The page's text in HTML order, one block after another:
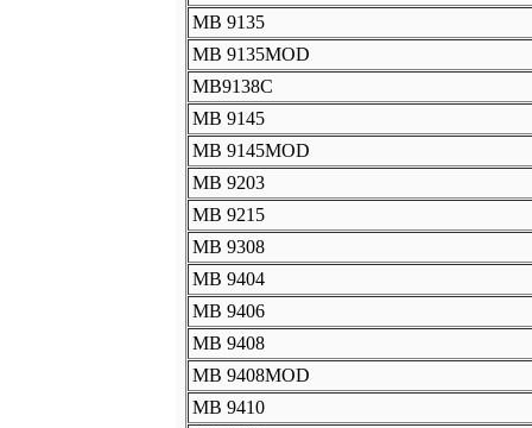
MB 9135
MB 9135MOD
MB9138C
MB 9145
MB 9145MOD
MB 9203
MB 9215
MB 9308
MB 9404
MB 9406
MB 9408
MB 9408MOD
MB 9410